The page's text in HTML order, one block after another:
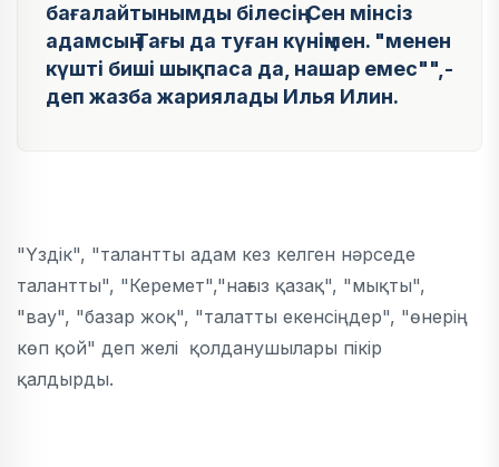
бағалайтынымды білесің. Сен мінсіз
адамсың.Тағы да туған күніңмен. "менен
күшті биші шықпаса да, нашар емес"",-
деп жазба жариялады Илья Илин.
"Үздік", "талантты адам кез келген нәрседе
талантты", "Керемет","нағыз қазақ", "мықты",
"вау", "базар жоқ", "талатты екенсіңдер", "өнерің
көп қой" деп желі қолданушылары пікір
қалдырды.